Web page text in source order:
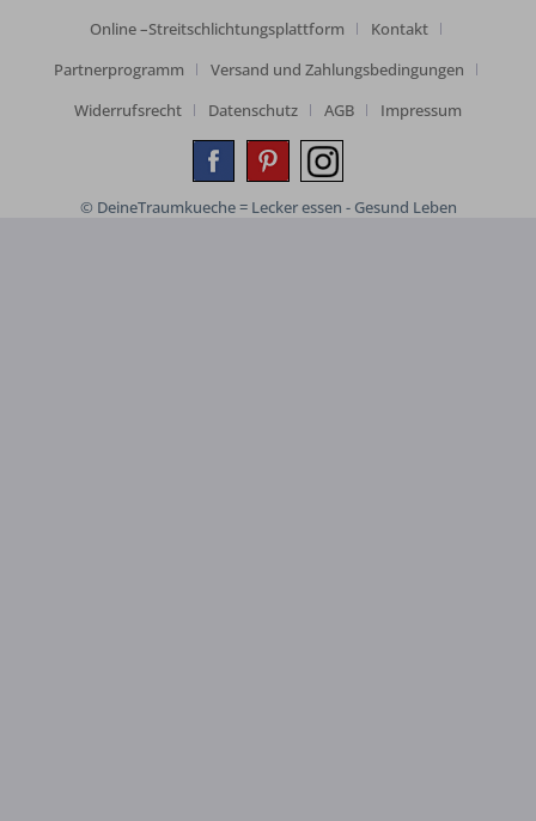
Online –Streitschlichtungsplattform
Kontakt
Partnerprogramm
Versand und Zahlungsbedingungen
Widerrufsrecht
Datenschutz AGB Impressum
© DeineTraumkueche = Lecker essen - Gesund Leben